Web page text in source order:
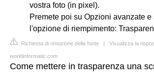
vostra foto (in pixel).
Premete poi su Opzioni avanzate
l'opzione di riempimento:
Richiesta di rimozione della fonte | Visualizza la
worldinformatic.com
Come mettere in trasparenza una